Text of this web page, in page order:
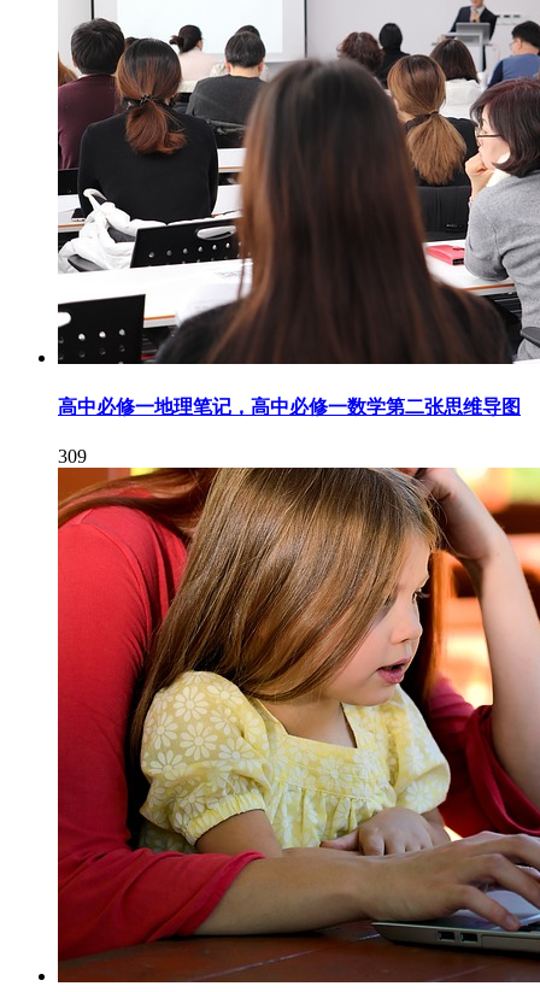
高中必修一地理笔记，高中必修一数学第二张思维导图
309